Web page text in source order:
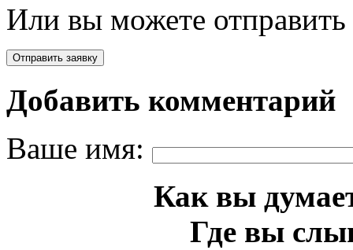
Или вы можете отправить
Добавить комментарий
Ваше имя:
Как вы
Где вы